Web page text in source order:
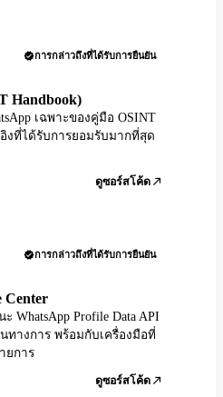
การกล่าวถึงที่ได้รับการยืนยัน
Handbook)
เฉพาะของคู่มือ OSINT
งที่ได้รับการยอมรับมากที่สุด
ดูซอร์สโค้ด
การกล่าวถึงที่ได้รับการยืนยัน
Center
WhatsApp Profile Data API
ทางการ พร้อมกับเครื่องมือที่
ยการ
ดูซอร์สโค้ด